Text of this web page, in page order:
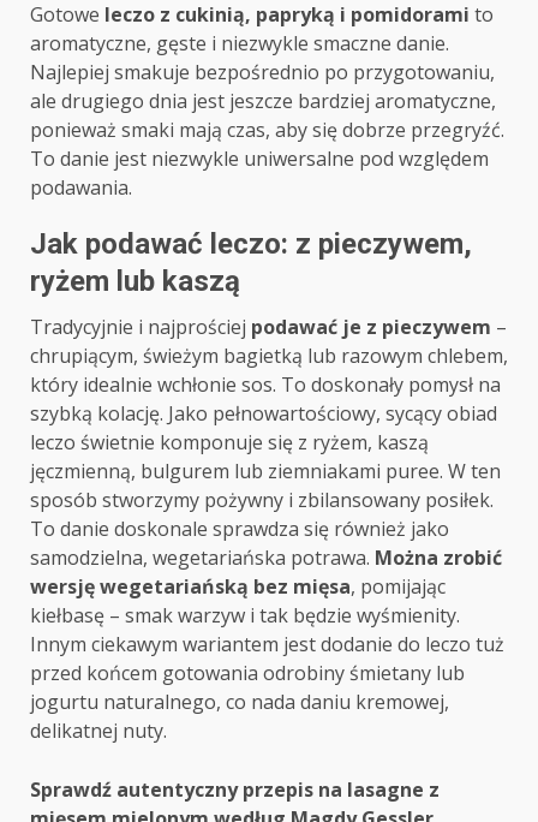
Gotowe leczo z cukinią, papryką i pomidorami to
aromatyczne, gęste i niezwykle smaczne danie.
Najlepiej smakuje bezpośrednio po przygotowaniu,
ale drugiego dnia jest jeszcze bardziej aromatyczne,
ponieważ smaki mają czas, aby się dobrze przegryźć.
To danie jest niezwykle uniwersalne pod względem
podawania.
Jak podawać leczo: z pieczywem,
ryżem lub kaszą
Tradycyjnie i najprościej podawać je z pieczywem –
chrupiącym, świeżym bagietką lub razowym chlebem,
który idealnie wchłonie sos. To doskonały pomysł na
szybką kolację. Jako pełnowartościowy, sycący obiad
leczo świetnie komponuje się z ryżem, kaszą
jęczmienną, bulgurem lub ziemniakami puree. W ten
sposób stworzymy pożywny i zbilansowany posiłek.
To danie doskonale sprawdza się również jako
samodzielna, wegetariańska potrawa. Można zrobić
wersję wegetariańską bez mięsa, pomijając
kiełbasę – smak warzyw i tak będzie wyśmienity.
Innym ciekawym wariantem jest dodanie do leczo tuż
przed końcem gotowania odrobiny śmietany lub
jogurtu naturalnego, co nada daniu kremowej,
delikatnej nuty.
Post
Sprawdź autentyczny przepis na lasagne z